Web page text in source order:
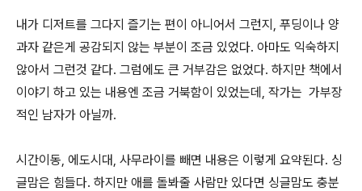
내가 디저트를 그다지 즐기는 편이 아니어서 그런지, 푸딩이나 양
과자 같은게 공감되지 않는 부분이 조금 있었다. 아마도 익숙하지
않아서 그런것 같다. 그럼에도 큰 거부감은 없었다. 하지만 책에서
이야기 하고 있는 내용엔 조금 거북함이 있었는데, 작가는 가부장
적인 남자가 아닐까.
시간이동, 에도시대, 사무라이를 빼면 내용은 이렇게 요약된다. 싱
글맘은 힘들다. 하지만 애를 돌봐줄 사람만 있다면 싱글맘도 충분